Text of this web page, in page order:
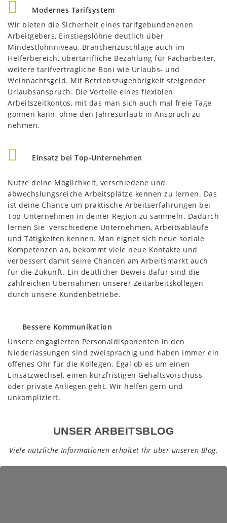
Modernes Tarifsystem
Wir bieten die Sicherheit eines tarifgebundenenen
Arbeitgebers, Einstiegslöhne deutlich über
Mindestlohnniveau, Branchenzuschläge auch im
Helferbereich, übertarifliche Bezahlung für Facharbeiter,
weitere tarifvertragliche Boni wie Urlaubs- und
Weihnachtsgeld. Mit Betriebszugehörigkeit steigender
Urlaubsanspruch. Die Vorteile eines flexiblen
Arbeitszeitkontos, mit das man sich auch mal freie Tage
gönnen kann, ohne den Jahresurlaub in Anspruch zu
nehmen.
Einsatz bei Top-Unternehmen
Nutze deine Möglichkeit, verschiedene und
abwechslungsreiche Arbeitsplätze kennen zu lernen. Das
ist deine Chance um praktische Arbeitserfahrungen bei
Top-Unternehmen in deiner Region zu sammeln. Dadurch
lernen Sie verschiedene Unternehmen, Arbeitsabläufe
und Tätigkeiten kennen. Man eignet sich neue soziale
Kompetenzen an, bekommt viele neue Kontakte und
verbessert damit seine Chancen am Arbeitsmarkt auch
für die Zukunft. Ein deutlicher Beweis dafür sind die
zahlreichen Übernahmen unserer Zeitarbeitskollegen
durch unsere Kundenbetriebe.
Bessere Kommunikation
Unsere engagierten Personaldisponenten in den
Niederlassungen sind zweisprachig und haben immer ein
offenes Ohr für die Kollegen. Egal ob es um einen
Einsatzwechsel, einen kurzfristigen Gehaltsvorschuss
oder private Anliegen geht. Wir helfen gern und
unkompliziert.
UNSER ARBEITSBLOG
Viele nützliche Informationen erhaltet Ihr über unseren Blog.